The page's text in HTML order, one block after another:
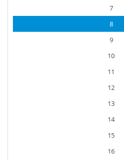
7
8
9
10
11
12
13
14
15
16